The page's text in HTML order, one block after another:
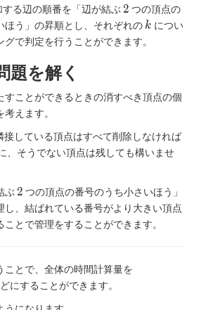
る辺の順番を「辺が結ぶ 2
2 つの頂点の
ほう」の昇順とし、それぞれの k
k につい
で判定を行うことができます。
題を解く
すことができるときの消すべき頂点の個
えます。
接している頂点はすべて削除しなければ
、そうでない頂点は残しても構いませ
ぶ 2
2 つの頂点の番号のうち小さいほう」
し、結ばれている番号がより大きい頂点
とで管理をすることができます。
ことで、全体の時間計算量を
にすることができます。